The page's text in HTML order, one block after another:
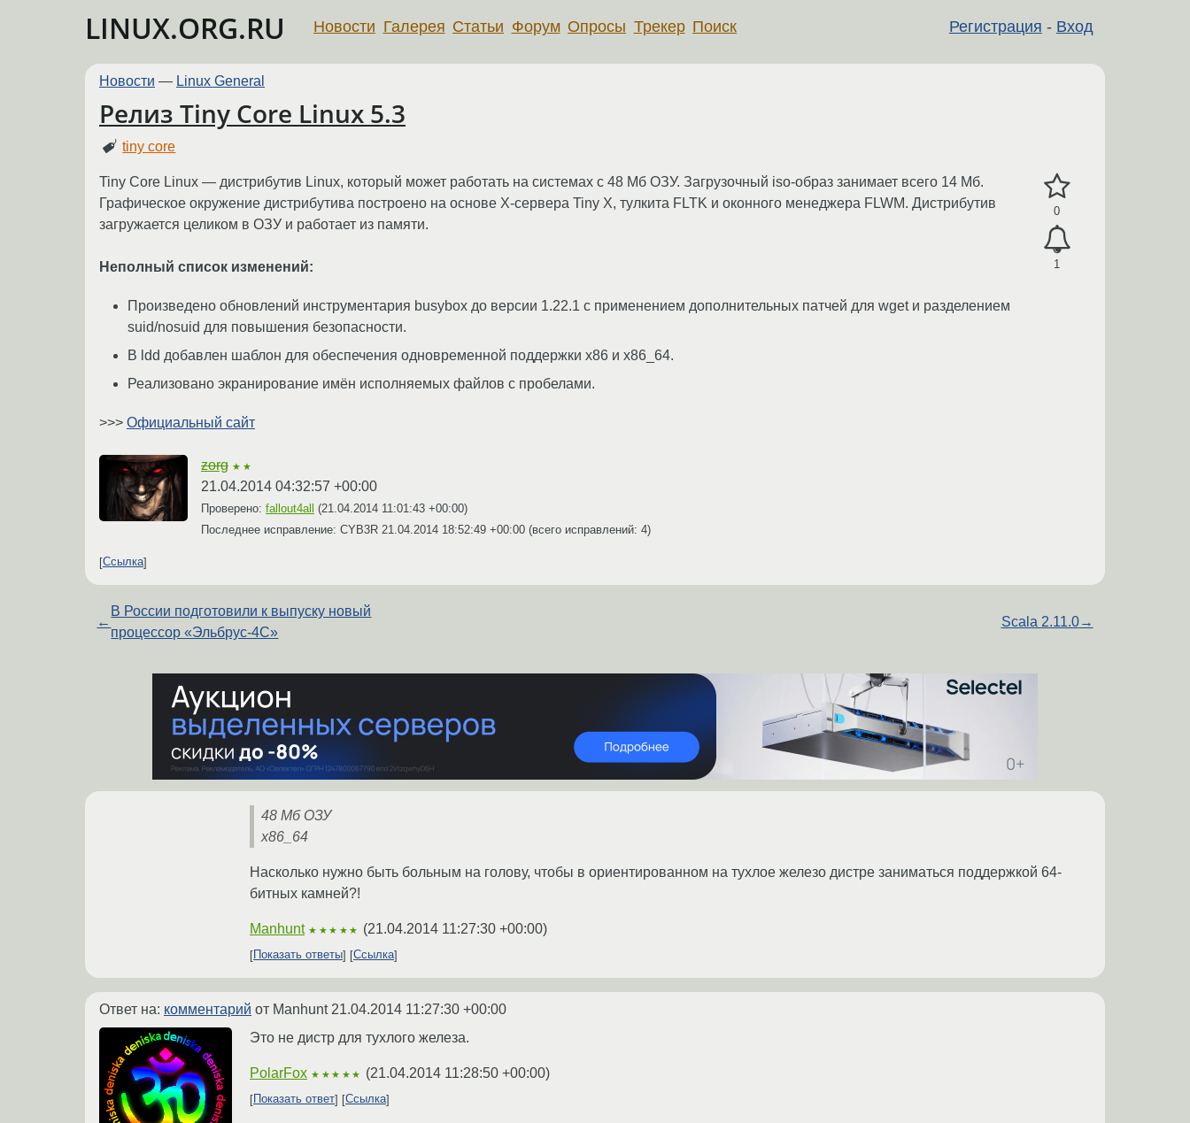
LINUX.ORG.RU Регистрация - Вход
Новости Галерея Статьи Форум Опросы Трекер Поиск
Новости — Linux General
Релиз Tiny Core Linux 5.3
tiny core
0
1
Tiny Core Linux — дистрибутив Linux, который может работать на системах с 48 Мб ОЗУ. Загрузочный iso-образ занимает всего 14 Мб.
Графическое окружение дистрибутива построено на основе X-сервера Tiny X, тулкита FLTK и оконного менеджера FLWM. Дистрибутив
загружается целиком в ОЗУ и работает из памяти.
Неполный список изменений:
Произведено обновлений инструментария busybox до версии 1.22.1 с применением дополнительных патчей для wget и разделением
suid/nosuid для повышения безопасности.
В ldd добавлен шаблон для обеспечения одновременной поддержки x86 и x86_64.
Реализовано экранирование имён исполняемых файлов с пробелами.
>>> Официальный сайт
zorg ★★
21.04.2014 04:32:57 +00:00
Проверено: fallout4all (21.04.2014 11:01:43 +00:00)
Последнее исправление: CYB3R 21.04.2014 18:52:49 +00:00 (всего исправлений: 4)
Ссылка
←
В России подготовили к выпуску новый
процессор «Эльбрус-4С»
Scala 2.11.0→
48 Мб ОЗУ
x86_64
Насколько нужно быть больным на голову, чтобы в ориентированном на тухлое железо дистре заниматься поддержкой 64-
битных камней?!
Manhunt ★★★★★ (21.04.2014 11:27:30 +00:00)
Показать ответы Ссылка
Ответ на: комментарий от Manhunt 21.04.2014 11:27:30 +00:00
Это не дистр для тухлого железа.
PolarFox ★★★★★ (21.04.2014 11:28:50 +00:00)
Показать ответ Ссылка